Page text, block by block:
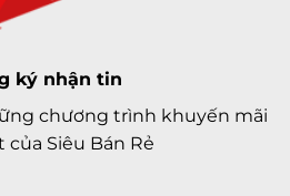
ký nhận tin
chương trình khuyến mãi
của Siêu Bán Rẻ